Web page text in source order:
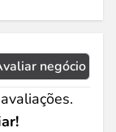
negócio